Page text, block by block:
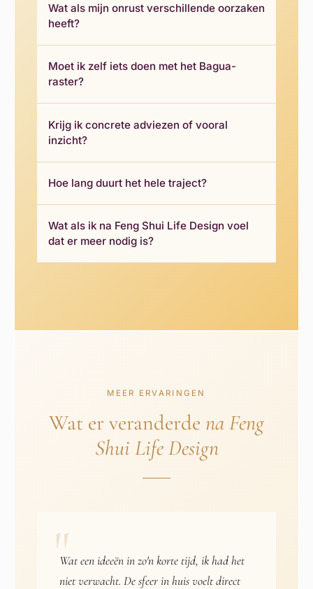
Wat als mijn onrust verschillende oorzaken
heeft?
Moet ik zelf iets doen met het Bagua-
raster?
Krijg ik concrete adviezen of vooral
inzicht?
Hoe lang duurt het hele traject?
Wat als ik na Feng Shui Life Design voel
dat er meer nodig is?
MEER ERVARINGEN
Wat er veranderde na Feng
Shui Life Design
"
Wat een ideeën in zo'n korte tijd, ik had het
niet verwacht. De sfeer in huis voelt direct